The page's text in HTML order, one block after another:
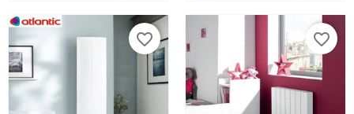
favorite_border favorite_border